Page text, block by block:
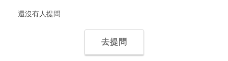
還沒有人提問
去提問